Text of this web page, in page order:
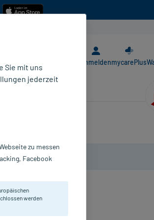
AnmeldenmycarePlus
Mistelkraut.
Sie mit uns
jederzeit
zu messen
Facebook
werden